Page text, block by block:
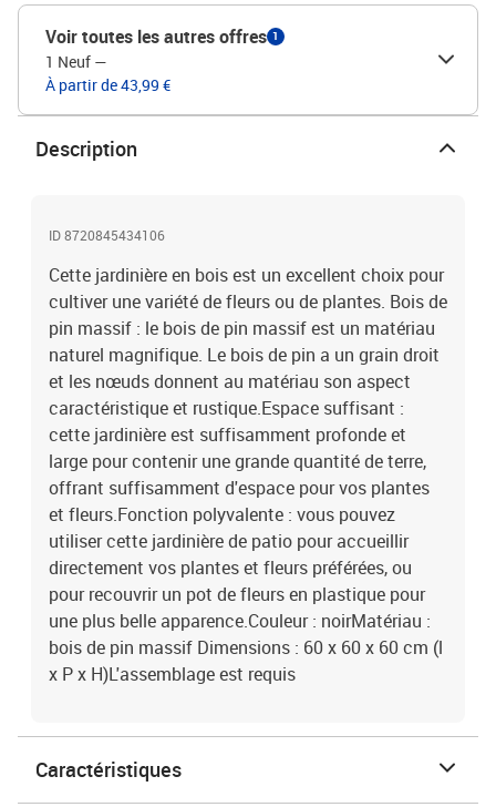
Voir toutes les autres offres 1
1 Neuf —
À partir de 43,99 €
Description
ID 8720845434106
Cette jardinière en bois est un excellent choix pour
cultiver une variété de fleurs ou de plantes. Bois de
pin massif : le bois de pin massif est un matériau
naturel magnifique. Le bois de pin a un grain droit
et les nœuds donnent au matériau son aspect
caractéristique et rustique.Espace suffisant :
cette jardinière est suffisamment profonde et
large pour contenir une grande quantité de terre,
offrant suffisamment d'espace pour vos plantes
et fleurs.Fonction polyvalente : vous pouvez
utiliser cette jardinière de patio pour accueillir
directement vos plantes et fleurs préférées, ou
pour recouvrir un pot de fleurs en plastique pour
une plus belle apparence.Couleur : noirMatériau :
bois de pin massif Dimensions : 60 x 60 x 60 cm (l
x P x H)L'assemblage est requis
Caractéristiques